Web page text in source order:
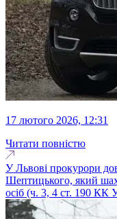
17 лютого 2026, 12:31
Читати повністю
У Львові прокурори
Шептицького, який
осіб (ч. 3, 4 ст. 190 КК